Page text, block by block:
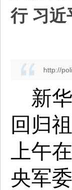
行 习近
http://
新华
回归
上午
央军